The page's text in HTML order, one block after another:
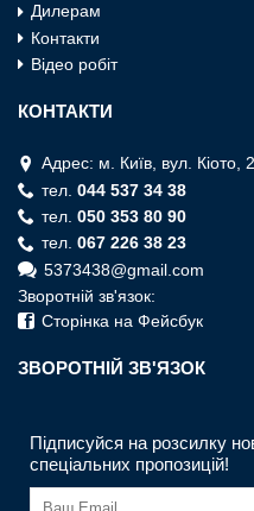
Дилерам
Контакти
Відео робіт
КОНТАКТИ
Адрес: м. Київ, вул. Кiото,
тел. 044 537 34 38
тел. 050 353 80 90
тел. 067 226 38 23
5373438@gmail.com
Зворотній зв'язок:
Сторінка на Фейсбук
ЗВОРОТНIЙ ЗВ'ЯЗОК
Підписуйся на розсилку
спеціальних пропозицій!